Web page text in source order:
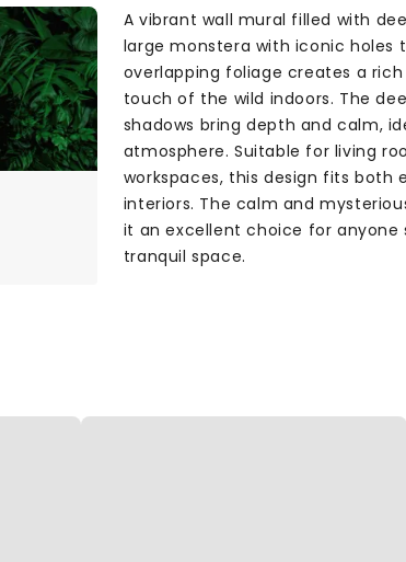
A vibrant wall mural filled with
large monstera with iconic holes
overlapping foliage creates a
touch of the wild indoors. The
shadows bring depth and calm,
atmosphere. Suitable for living
workspaces, this design fits
interiors. The calm and
it an excellent choice for anyone
tranquil space.